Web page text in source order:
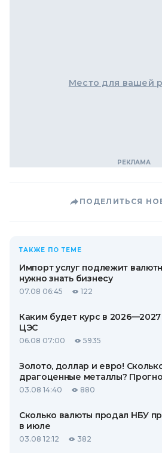
Место для вашей
ПОДЕЛИТЬСЯ
ТАКЖЕ ПО ТЕМЕ
Импорт услуг подлежит
нужно знать бизнесу
07.08 06:45 122
Каким будет курс в
ЦЭС
06.08 07:00 5935
Золото, доллар и евро!
драгоценные металлы?
03.08 14:40 880
Сколько валюты продал НБУ
в июле
03.08 12:12 382